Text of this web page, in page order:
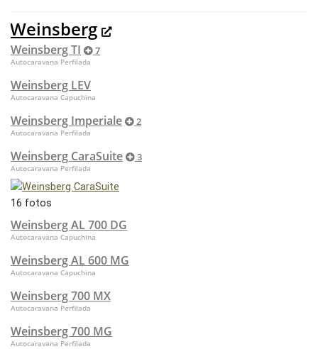
Weinsberg
Weinsberg TI 7
Autocaravana Perfilada
Weinsberg LEV
Autocaravana Capuchina
Weinsberg Imperiale 2
Autocaravana Perfilada
Weinsberg CaraSuite 3
Autocaravana Perfilada
16 fotos
Weinsberg AL 700 DG
Autocaravana Capuchina
Weinsberg AL 600 MG
Autocaravana Capuchina
Weinsberg 700 MX
Autocaravana Perfilada
Weinsberg 700 MG
Autocaravana Perfilada